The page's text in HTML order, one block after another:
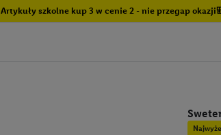
Artykuły szkolne kup 3 w cenie 2 - nie przegap